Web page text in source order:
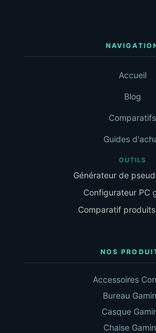
Accueil
Blog
Comparatifs
Guides
OUTILS
Générateur de
Configurateur PC
Comparatif
NOS
Accessoires
Bureau
Casque
Chaise